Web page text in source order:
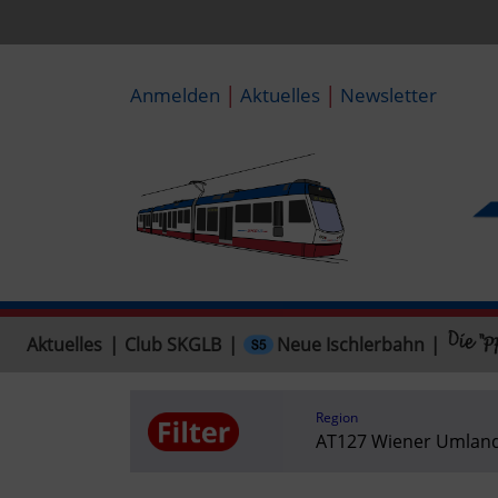
Anmelden | Aktuelles | Newsletter
Aktuelles Club SKGLB Neue Ischlerbahn
Region
AT127 Wiener